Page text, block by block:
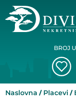
BROJ
Naslovna Placevi